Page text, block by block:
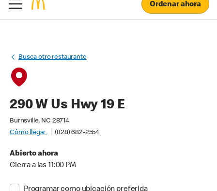
Ordenar ahora
Busca otro restaurante
290 W Us Hwy 19 E
Burnsville, NC 28714
Cómo llegar
(828) 682-2554
Abierto ahora
Cierra a las 11:00 PM